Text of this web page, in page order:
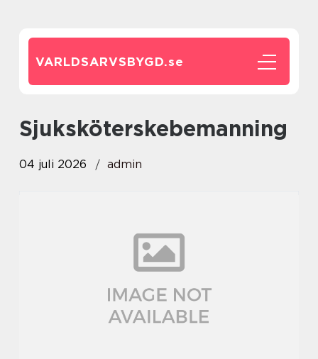
VARLDSARVSBYGD.se
sjuksköterskebemanning
04 juli 2026 admin